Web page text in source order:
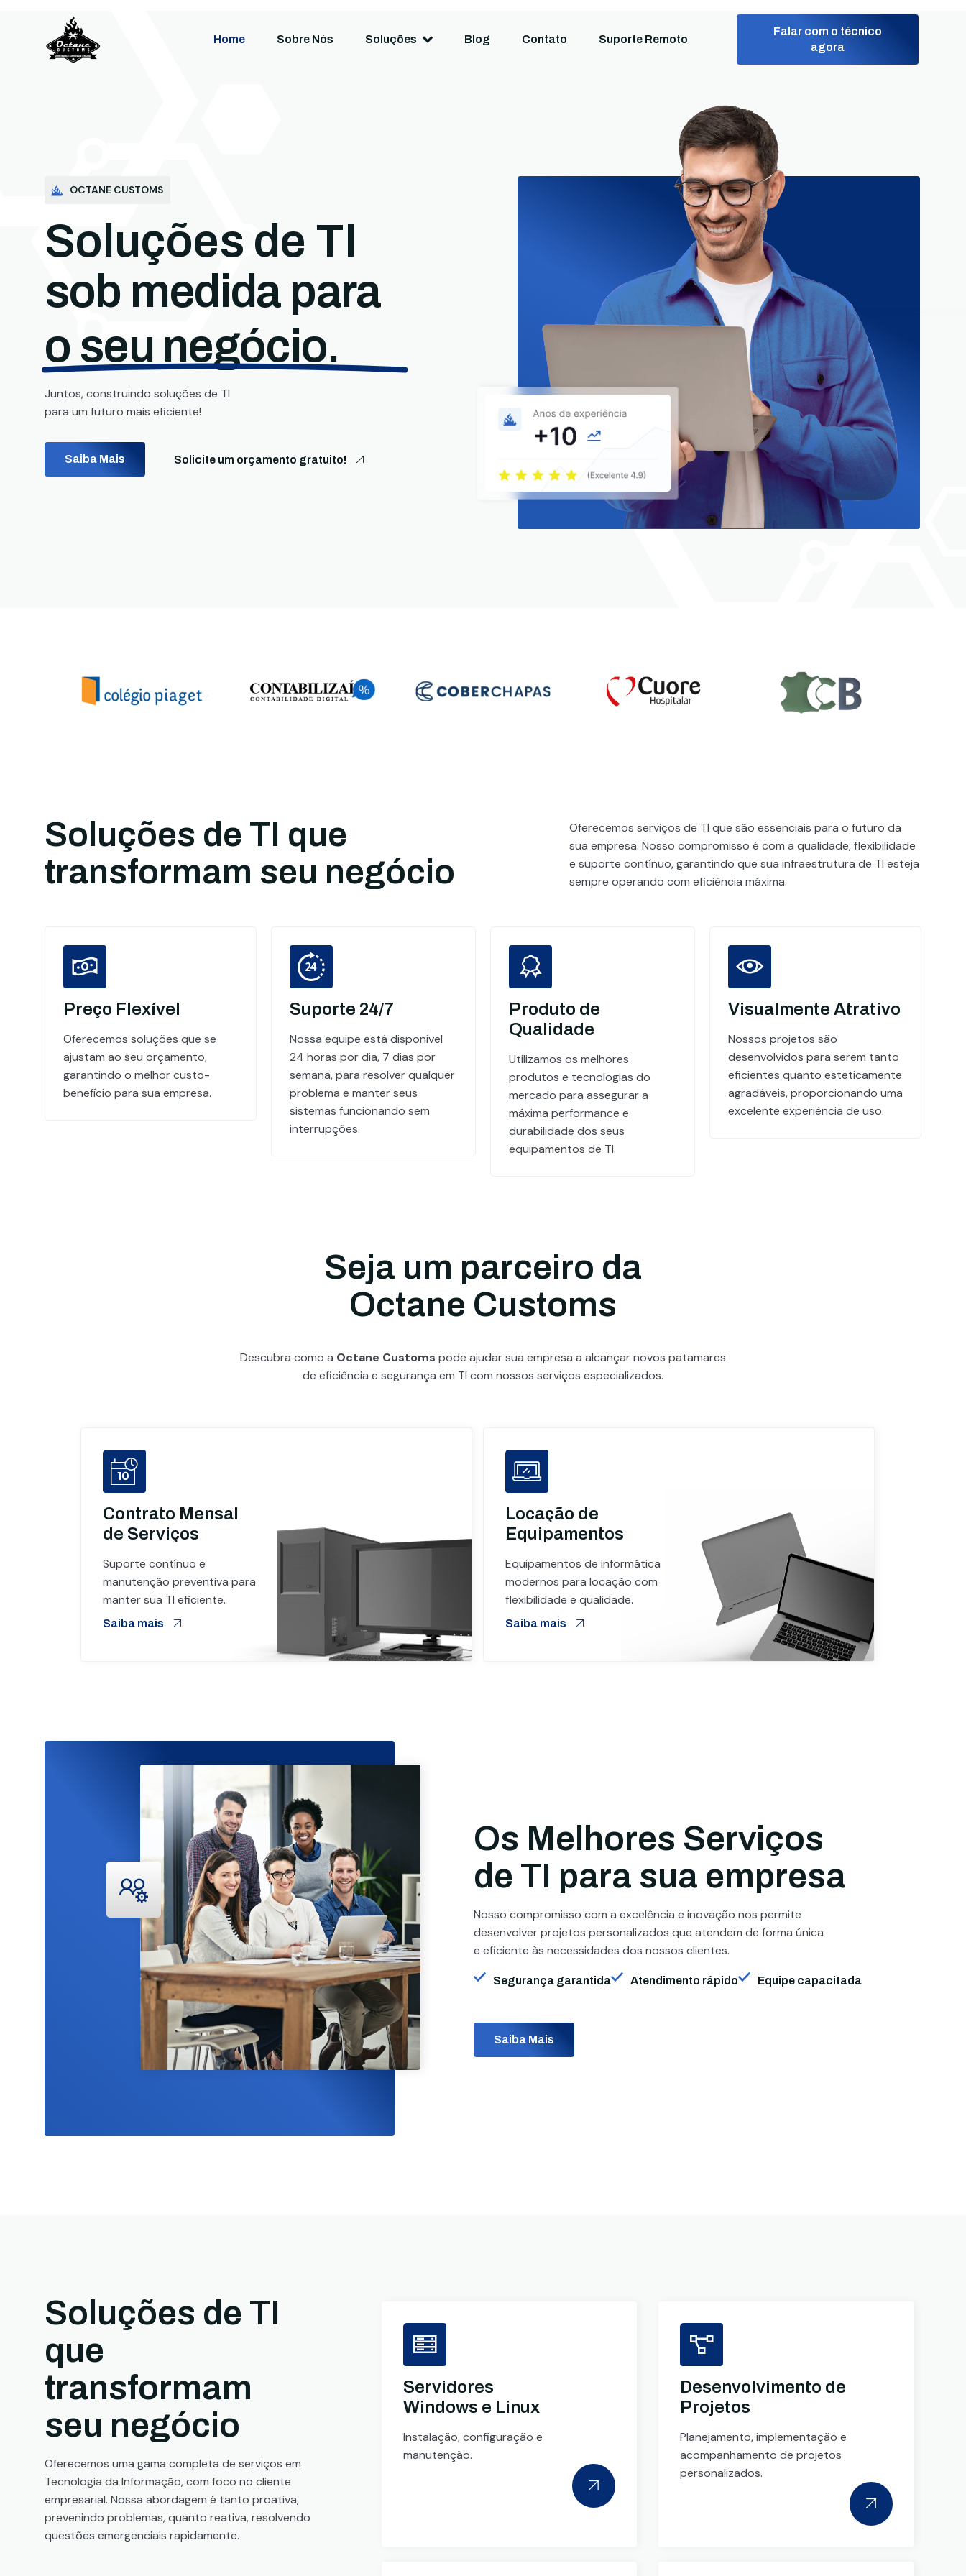
Home Sobre Nós Soluções Blog Contato Suporte Remoto
Falar com o técnico
agora
OCTANE CUSTOMS
Soluções de TI
sob medida para
o seu negócio.
Juntos, construindo soluções de TI
para um futuro mais eficiente!
Saiba Mais Solicite um orçamento gratuito!
Soluções de TI que
transformam seu negócio
Oferecemos serviços de TI que são essenciais para o futuro da
sua empresa. Nosso compromisso é com a qualidade, flexibilidade
e suporte contínuo, garantindo que sua infraestrutura de TI esteja
sempre operando com eficiência máxima.
Preço Flexível
Oferecemos soluções que se
ajustam ao seu orçamento,
garantindo o melhor custo-
benefício para sua empresa.
Suporte 24/7
Nossa equipe está disponível
24 horas por dia, 7 dias por
semana, para resolver qualquer
problema e manter seus
sistemas funcionando sem
interrupções.
Produto de
Qualidade
Utilizamos os melhores
produtos e tecnologias do
mercado para assegurar a
máxima performance e
durabilidade dos seus
equipamentos de TI.
Visualmente Atrativo
Nossos projetos são
desenvolvidos para serem tanto
eficientes quanto esteticamente
agradáveis, proporcionando uma
excelente experiência de uso.
Seja um parceiro da
Octane Customs
Descubra como a Octane Customs pode ajudar sua empresa a alcançar novos patamares
de eficiência e segurança em TI com nossos serviços especializados.
Contrato Mensal
de Serviços
Suporte contínuo e
manutenção preventiva para
manter sua TI eficiente.
Saiba mais
Locação de
Equipamentos
Equipamentos de informática
modernos para locação com
flexibilidade e qualidade.
Saiba mais
Os Melhores Serviços
de TI para sua empresa
Nosso compromisso com a excelência e inovação nos permite
desenvolver projetos personalizados que atendem de forma única
e eficiente às necessidades dos nossos clientes.
Segurança garantida Atendimento rápido Equipe capacitada
Saiba Mais
Soluções de TI
que
transformam
seu negócio
Oferecemos uma gama completa de serviços em
Tecnologia da Informação, com foco no cliente
empresarial. Nossa abordagem é tanto proativa,
prevenindo problemas, quanto reativa, resolvendo
questões emergenciais rapidamente.
Servidores
Windows e Linux
Instalação, configuração e
manutenção.
Desenvolvimento de
Projetos
Planejamento, implementação e
acompanhamento de projetos
personalizados.